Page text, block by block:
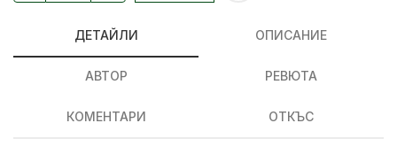
ДЕТАЙЛИ ОПИСАНИЕ
АВТОР РЕВЮТА
КОМЕНТАРИ ОТКЪС